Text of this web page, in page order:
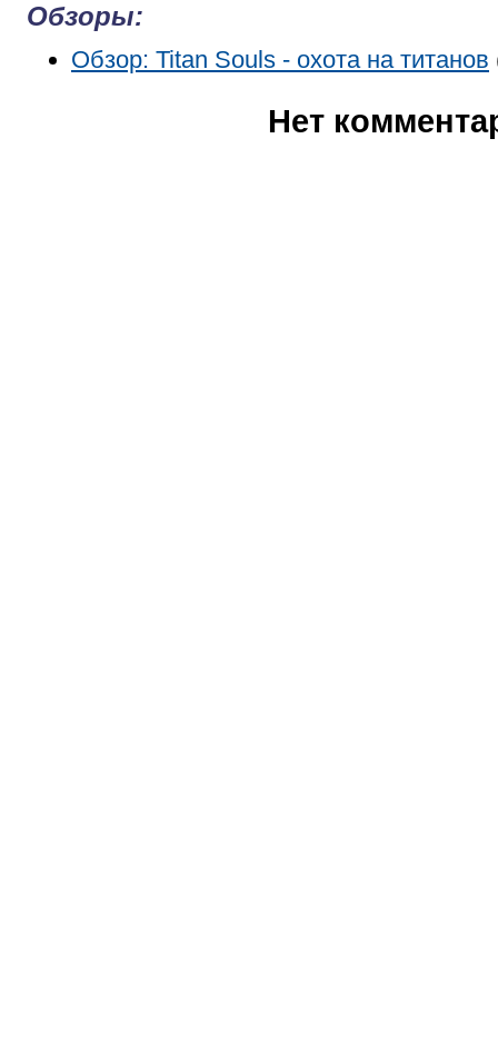
Обзоры:
Обзор: Titan Souls - охота на титанов
Нет